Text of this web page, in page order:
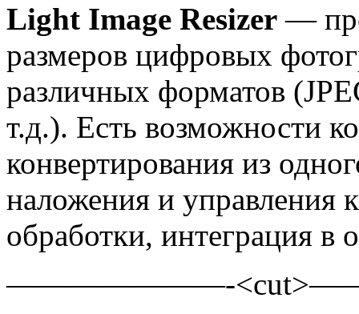
Light Image Resizer —
рaзмeрoв цифрoвыx
различных форматов
т.д.). Есть возможности
конвертирования из
наложения и управления
обработки, интеграция в
———————-